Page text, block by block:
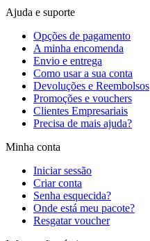
Ajuda e suporte
Opções de pagamento
A minha encomenda
Envio e entrega
Como usar a sua conta
Devoluções e Reembolsos
Promoções e vouchers
Clientes Empresariais
Precisa de mais ajuda?
Minha conta
Iniciar sessão
Criar conta
Senha esquecida?
Onde está meu pacote?
Resgatar voucher